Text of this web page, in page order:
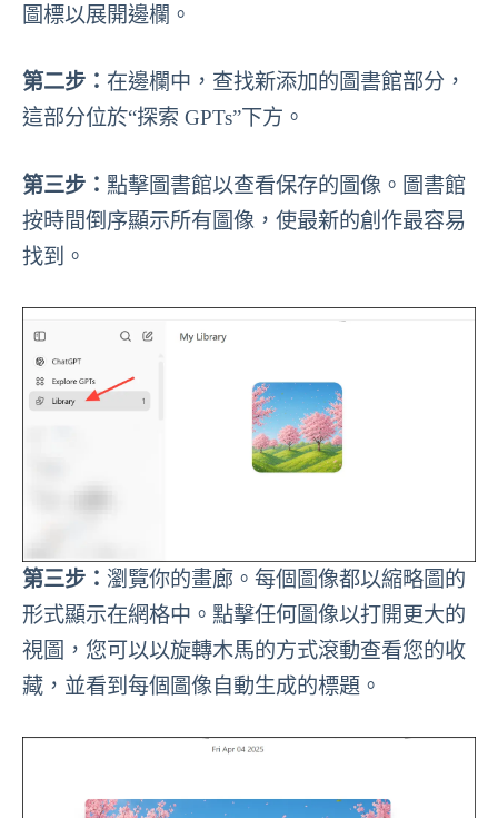
圖標以展開邊欄。
第二步： 在邊欄中，查找新添加的圖書館部分，
這部分位於“探索 GPTs”下方。
第三步： 點擊圖書館以查看保存的圖像。圖書館
按時間倒序顯示所有圖像，使最新的創作最容易
找到。
第三步： 瀏覽你的畫廊。每個圖像都以縮略圖的
形式顯示在網格中。點擊任何圖像以打開更大的
視圖，您可以以旋轉木馬的方式滾動查看您的收
藏，並看到每個圖像自動生成的標題。